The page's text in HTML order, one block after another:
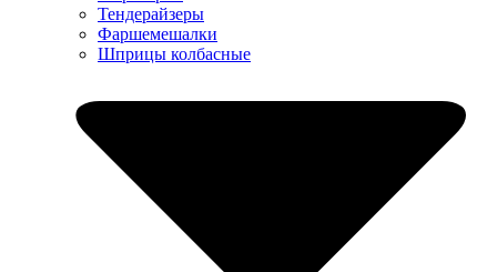
Тендерайзеры
Фаршемешалки
Шприцы колбасные